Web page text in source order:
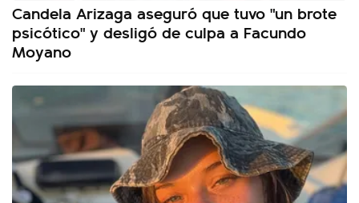
Candela Arizaga aseguró que tuvo "un brote
psicótico" y desligó de culpa a Facundo
Moyano